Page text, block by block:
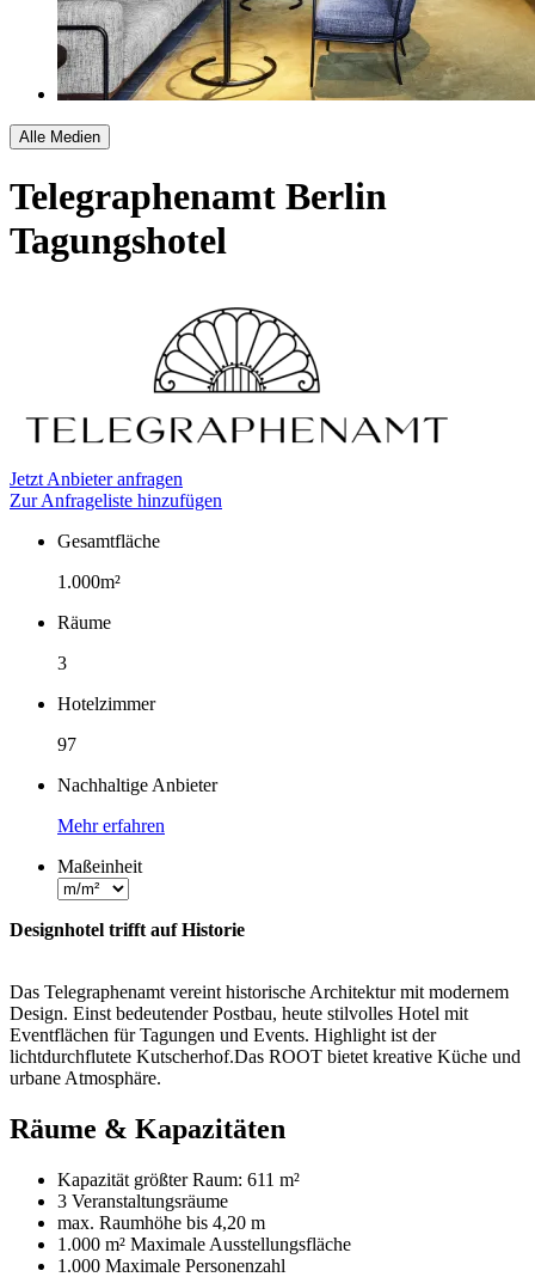
Alle Medien
Telegraphenamt Berlin
Tagungshotel
Jetzt Anbieter anfragen
Zur Anfrageliste hinzufügen
Fakten
Gesamtfläche
1.000m²
Räume
3
Hotelzimmer
97
Nachhaltige Anbieter
Mehr erfahren
Maßeinheit
Designhotel trifft auf Historie
Das Telegraphenamt vereint historische Architektur mit modernem
Design. Einst bedeutender Postbau, heute stilvolles Hotel mit
Eventflächen für Tagungen und Events. Highlight ist der
lichtdurchflutete Kutscherhof.Das ROOT bietet kreative Küche und
urbane Atmosphäre.
Räume & Kapazitäten
Kapazität größter Raum: 611 m²
3 Veranstaltungsräume
max. Raumhöhe bis 4,20 m
1.000 m² Maximale Ausstellungsfläche
1.000 Maximale Personenzahl